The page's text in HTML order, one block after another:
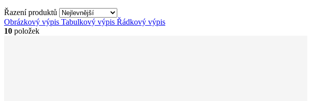
Řazení produktů
Obrázkový výpis Tabulkový výpis Řádkový výpis
10 položek